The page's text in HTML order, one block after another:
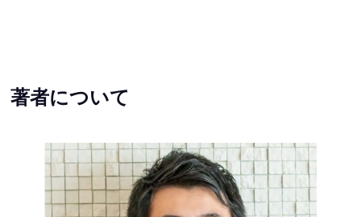
著者について